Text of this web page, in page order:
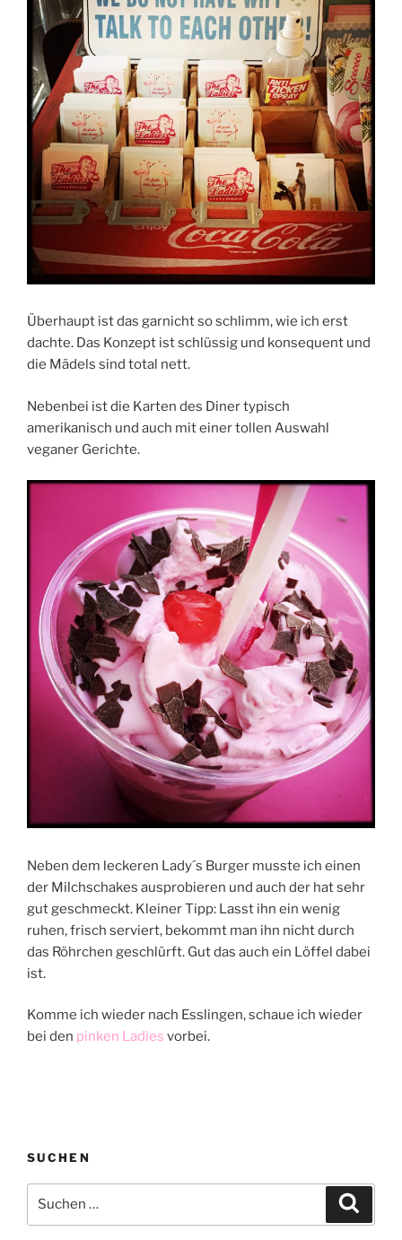
Überhaupt ist das garnicht so schlimm, wie ich erst
dachte. Das Konzept ist schlüssig und konsequent und
die Mädels sind total nett.
Nebenbei ist die Karten des Diner typisch
amerikanisch und auch mit einer tollen Auswahl
veganer Gerichte.
Neben dem leckeren Lady´s Burger musste ich einen
der Milchschakes ausprobieren und auch der hat sehr
gut geschmeckt. Kleiner Tipp: Lasst ihn ein wenig
ruhen, frisch serviert, bekommt man ihn nicht durch
das Röhrchen geschlürft. Gut das auch ein Löffel dabei
ist.
Komme ich wieder nach Esslingen, schaue ich wieder
bei den pinken Ladies vorbei.
SUCHEN
nach: